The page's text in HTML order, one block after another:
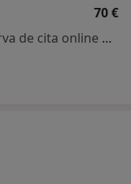
70 €
Este especialista no ofrece reserva de cita online en esta dirección.